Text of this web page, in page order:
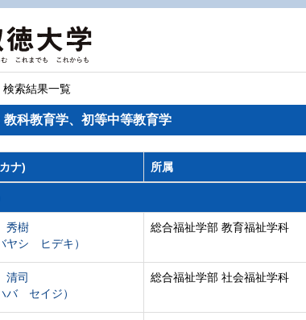
検索結果一覧
教科教育学、初等中等教育学
ナ) 所属
秀樹
ヤシ ヒデキ）
総合福祉学部 教育福祉学科
司
バ セイジ）
総合福祉学部 社会福祉学科